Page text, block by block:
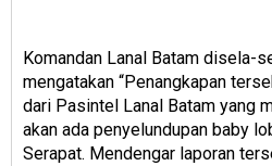
Komandan Lanal Batam disela-
mengatakan “Penangkapan
dari Pasintel Lanal Batam yang
akan ada penyelundupan baby
Serapat. Mendengar laporan